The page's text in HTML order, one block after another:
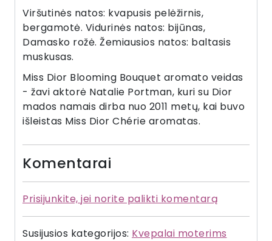
Viršutinės natos: kvapusis pelėžirnis,
bergamotė. Vidurinės natos: bijūnas,
Damasko rožė. Žemiausios natos: baltasis
muskusas.
Miss Dior Blooming Bouquet aromato veidas
- žavi aktorė Natalie Portman, kuri su Dior
mados namais dirba nuo 2011 metų, kai buvo
išleistas Miss Dior Chérie aromatas.
Komentarai
Prisijunkite, jei norite palikti komentarą
Susijusios kategorijos: Kvepalai moterims